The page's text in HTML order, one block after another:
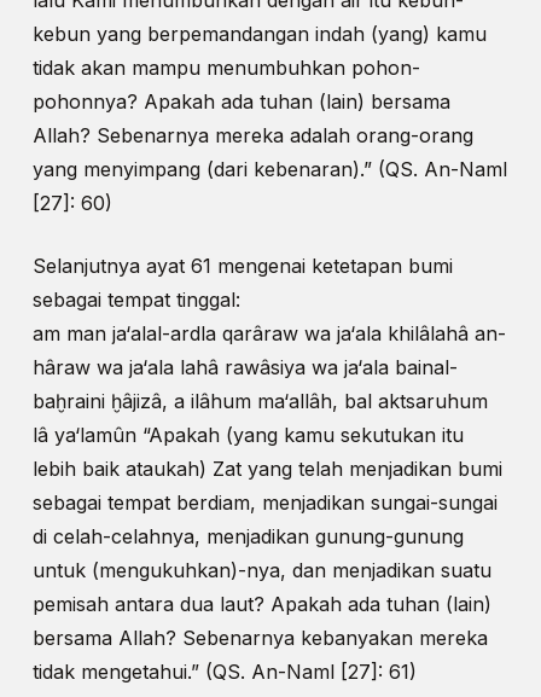
kebun yang berpemandangan indah (yang) kamu
tidak akan mampu menumbuhkan pohon-
pohonnya? Apakah ada tuhan (lain) bersama
Allah? Sebenarnya mereka adalah orang-orang
yang menyimpang (dari kebenaran).” (QS. An-Naml
[27]: 60)
Selanjutnya ayat 61 mengenai ketetapan bumi
sebagai tempat tinggal:
am man ja‘alal-ardla qarâraw wa ja‘ala khilâlahâ an-
hâraw wa ja‘ala lahâ rawâsiya wa ja‘ala bainal-
baḫraini ḫâjizâ, a ilâhum ma‘allâh, bal aktsaruhum
lâ ya‘lamûn “Apakah (yang kamu sekutukan itu
lebih baik ataukah) Zat yang telah menjadikan bumi
sebagai tempat berdiam, menjadikan sungai-sungai
di celah-celahnya, menjadikan gunung-gunung
untuk (mengukuhkan)-nya, dan menjadikan suatu
pemisah antara dua laut? Apakah ada tuhan (lain)
bersama Allah? Sebenarnya kebanyakan mereka
tidak mengetahui.” (QS. An-Naml [27]: 61)